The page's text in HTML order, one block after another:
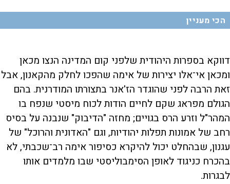
הכי מעניין
דווקא בספרות היהודית שלפני קום המדינה הנצו מכאן
ומכאן אי־אלו יצירות של אימה שהפכו לחלק מהקאנון, אבל
זאת הרבה לפני שהוגדר הז'אנר בתצורתו המודרנית. בהם
הגולם מפראג שקם לחיים הודות לכוח מיסטי שנפח בו
המהר"ל וזרע הרס בגויים; מחזה "הדיבוק" שנבנה על בסיס
רחב של אמונות תפלות יהודיות, וגם "האדונית והרוכל" של
עגנון, שבהחלט יכול להיקרא כסיפור אימה רב־שכבתי, לא
בהכרח כניגוד לאופן הסימבוליסטי שבו מלמדים אותו
לבגרות.